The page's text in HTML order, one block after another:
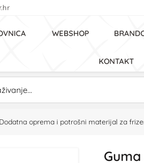
WEBSHOP
KONTAKT
Dodatna oprema i potrošni materijal za